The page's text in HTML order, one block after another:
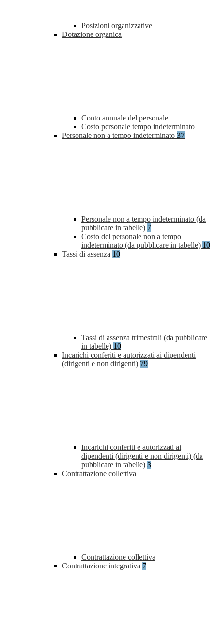
Posizioni organizzative
Dotazione organica
Conto annuale del personale
Costo personale tempo indeterminato
Personale non a tempo indeterminato 37
Personale non a tempo indeterminato (da
pubblicare in tabelle) 7
Costo del personale non a tempo
indeterminato (da pubblicare in tabelle) 10
Tassi di assenza 10
Tassi di assenza trimestrali (da pubblicare
in tabelle) 10
Incarichi conferiti e autorizzati ai dipendenti
(dirigenti e non dirigenti) 79
Incarichi conferiti e autorizzati ai
dipendenti (dirigenti e non dirigenti) (da
pubblicare in tabelle) 3
Contrattazione collettiva
Contrattazione collettiva
Contrattazione integrativa 7